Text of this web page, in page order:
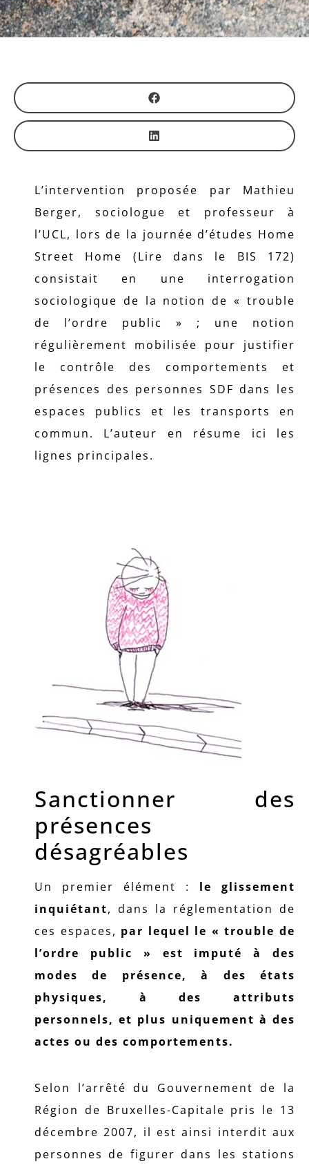
L’intervention proposée par Mathieu
Berger, sociologue et professeur à
l’UCL, lors de la journée d’études Home
Street Home (Lire dans le BIS 172)
consistait en une interrogation
sociologique de la notion de « trouble
de l’ordre public » ; une notion
régulièrement mobilisée pour justifier
le contrôle des comportements et
présences des personnes SDF dans les
espaces publics et les transports en
commun. L’auteur en résume ici les
lignes principales.
Sanctionner des
présences
désagréables
Un premier élément : le glissement
inquiétant, dans la réglementation de
ces espaces, par lequel le « trouble de
l’ordre public » est imputé à des
modes de présence, à des états
physiques, à des attributs
personnels, et plus uniquement à des
actes ou des comportements.
Selon l’arrêté du Gouvernement de la
Région de Bruxelles-Capitale pris le 13
décembre 2007, il est ainsi interdit aux
personnes de figurer dans les stations